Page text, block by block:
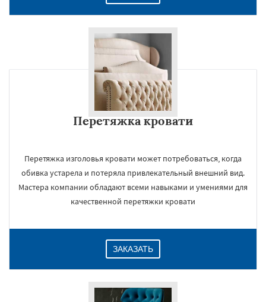
Перетяжка кровати
Перетяжка изголовья кровати может потребоваться, когда
обивка устарела и потеряла привлекательный внешний вид.
Мастера компании обладают всеми навыками и умениями для
качественной перетяжки кровати
ЗАКАЗАТЬ